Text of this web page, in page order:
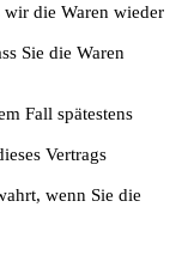
die Waren wieder
Sie die Waren
Fall spätestens
Vertrags
wenn Sie die